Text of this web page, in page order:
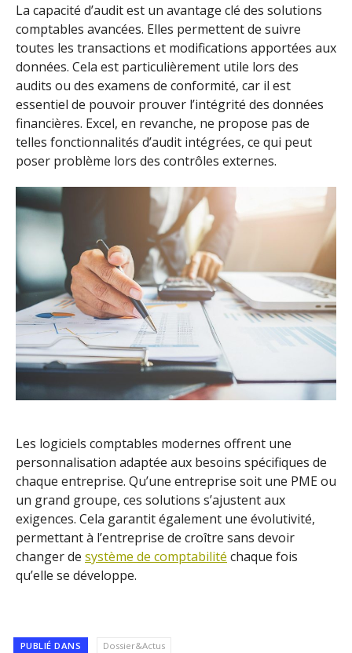
La capacité d’audit est un avantage clé des solutions
comptables avancées. Elles permettent de suivre
toutes les transactions et modifications apportées aux
données. Cela est particulièrement utile lors des
audits ou des examens de conformité, car il est
essentiel de pouvoir prouver l’intégrité des données
financières. Excel, en revanche, ne propose pas de
telles fonctionnalités d’audit intégrées, ce qui peut
poser problème lors des contrôles externes.
Les logiciels comptables modernes offrent une
personnalisation adaptée aux besoins spécifiques de
chaque entreprise. Qu’une entreprise soit une PME ou
un grand groupe, ces solutions s’ajustent aux
exigences. Cela garantit également une évolutivité,
permettant à l’entreprise de croître sans devoir
changer de système de comptabilité chaque fois
qu’elle se développe.
PUBLIÉ DANS Dossier&Actus